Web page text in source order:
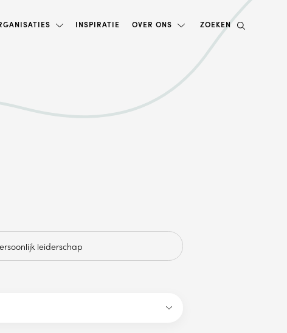
INSPIRATIE OVER ONS ZOEKEN